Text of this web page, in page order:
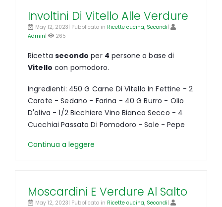
Involtini Di Vitello Alle Verdure
May 12, 2023| Pubblicato in Ricette cucina, Secondi|
Admin| 265
Ricettasecondo per 4 persone a base di
Vitello con pomodoro.
Ingredienti: 450 G Carne Di Vitello In Fettine - 2
Carote - Sedano - Farina - 40 G Burro - Olio
D'oliva - 1/2 Bicchiere Vino Bianco Secco - 4
Cucchiai Passato Di Pomodoro - Sale - Pepe
Continua a leggere
Moscardini E Verdure Al Salto
May 12, 2023| Pubblicato in Ricette cucina, Secondi|